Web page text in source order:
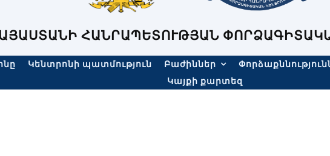
ՀԱՆՐԱՊԵՏՈՒԹՅԱՆ
Կենտրոնի պատմություն Բաժիններ
Կայքի քարտեզ